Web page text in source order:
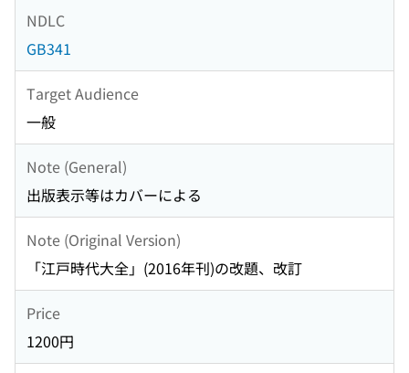
NDLC
GB341
Target Audience
一般
Note (General)
出版表示等はカバーによる
Note (Original Version)
「江戸時代大全」(2016年刊)の改題、改訂
Price
1200円